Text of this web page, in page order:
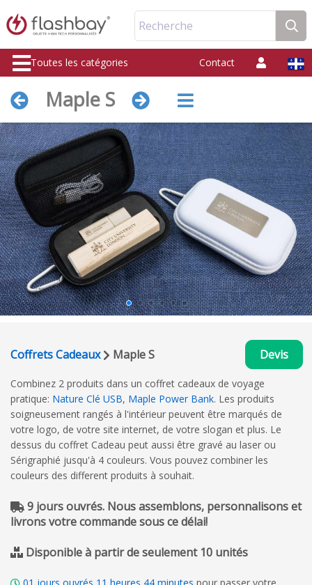
Recherche
Toutes les catégories Contact
Maple S
Coffrets Cadeaux Maple S Devis
Combinez 2 produits dans un coffret cadeaux de voyage
pratique: Nature Clé USB, Maple Power Bank. Les produits
soigneusement rangés à l'intérieur peuvent être marqués de
votre logo, de votre site internet, de votre slogan et plus. Le
dessus du coffret Cadeau peut aussi être gravé au laser ou
Sérigraphié jusqu'à 4 couleurs. Vous pouvez combiner les
couleurs des different produits à souhait.
9 jours ouvrés. Nous assemblons, personnalisons et
livrons votre commande sous ce délai!
Disponible à partir de seulement 10 unités